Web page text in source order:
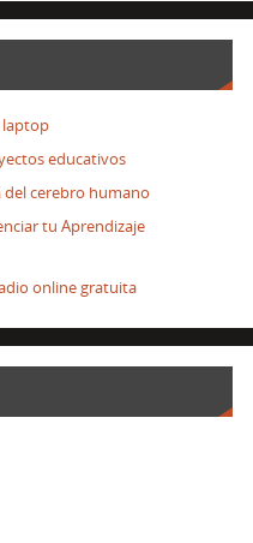
laptop
educativos
del cerebro humano
tu Aprendizaje
online gratuita